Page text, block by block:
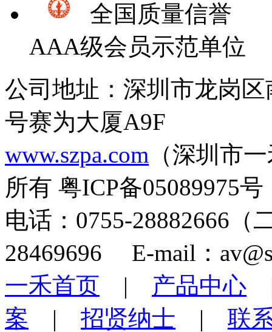
全国质量信誉
AAA级会员示范单位
公司地址：深圳市龙岗
号赛为大厦A9F
www.szpa.com （深圳市
所有 粤ICP备05089975号
电话：0755-28882666
28469696 E-mail：
一禾首页 | 产品中心
案 | 招贤纳士 | 联